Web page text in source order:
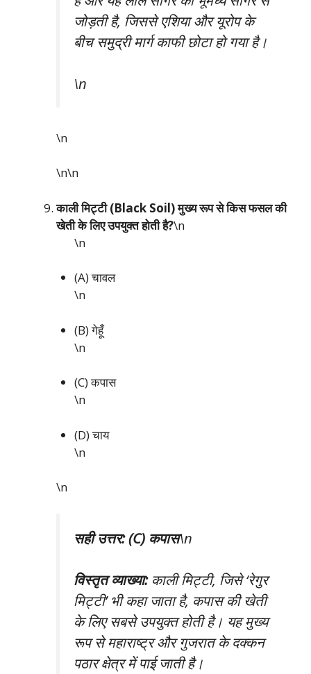
जोड़ती है, जिससे एशिया और यूरोप के
बीच समुद्री मार्ग काफी छोटा हो गया है।
\n
\n
\n\n
काली मिट्टी (Black Soil) मुख्य रूप से किस फसल की
खेती के लिए उपयुक्त होती है?\n
\n
(A) चावल
\n
(B) गेहूँ
\n
(C) कपास
\n
(D) चाय
\n
\n
सही उत्तर: (C) कपास\n
विस्तृत व्याख्या:काली मिट्टी, जिसे ‘रेगुर
मिट्टी’ भी कहा जाता है, कपास की खेती
के लिए सबसे उपयुक्त होती है। यह मुख्य
रूप से महाराष्ट्र और गुजरात के दक्कन
पठार क्षेत्र में पाई जाती है।